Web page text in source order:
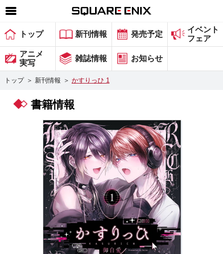
SQUARE ENIX 公式サイトメニュー
ゲーム
マガジン＆ブックス
グッズ
会社情報 採用情報
スクウェア・エニックス サイト内検索
トップ 新刊情報 発売予定
イベント
フェア
アニメ
実写
雑誌情報 お知らせ
トップ ＞ 新刊情報 ＞ かすりっひ 1
書籍情報